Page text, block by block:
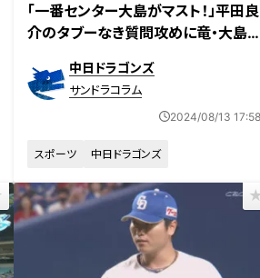
「一番センター大島がマスト！」平田良
介のタブーなき質問攻めに竜・大島
中日ドラゴンズ
サンドラコラム
2024/08/13 17:58
スポーツ 中日ドラゴンズ